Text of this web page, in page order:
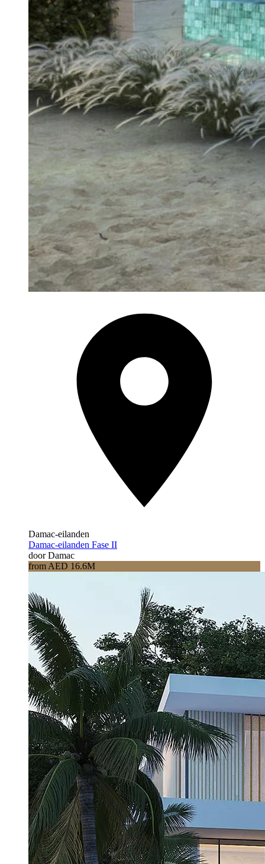
Damac-eilanden
Damac-eilanden Fase II
door Damac
from AED 16.6M